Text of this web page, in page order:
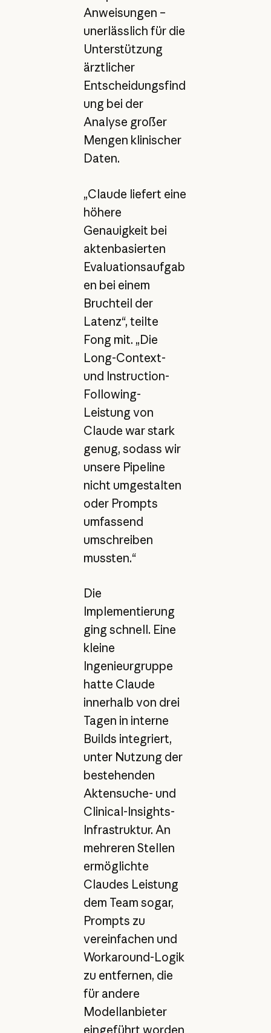
Anweisungen –
unerlässlich für die
Unterstützung
ärztlicher
Entscheidungsfind
ung bei der
Analyse großer
Mengen klinischer
Daten.
„Claude liefert eine
höhere
Genauigkeit bei
aktenbasierten
Evaluationsaufgab
en bei einem
Bruchteil der
Latenz“, teilte
Fong mit. „Die
Long-Context-
und Instruction-
Following-
Leistung von
Claude war stark
genug, sodass wir
unsere Pipeline
nicht umgestalten
oder Prompts
umfassend
umschreiben
mussten.“
Die
Implementierung
ging schnell. Eine
kleine
Ingenieurgruppe
hatte Claude
innerhalb von drei
Tagen in interne
Builds integriert,
unter Nutzung der
bestehenden
Aktensuche- und
Clinical-Insights-
Infrastruktur. An
mehreren Stellen
ermöglichte
Claudes Leistung
dem Team sogar,
Prompts zu
vereinfachen und
Workaround-Logik
zu entfernen, die
für andere
Modellanbieter